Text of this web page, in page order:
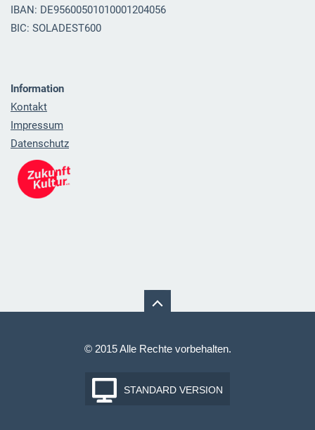
IBAN: DE95600501010001204056
BIC: SOLADEST600
Information
Kontakt
Impressum
Datenschutz
© 2015 Alle Rechte vorbehalten.
STANDARD VERSION